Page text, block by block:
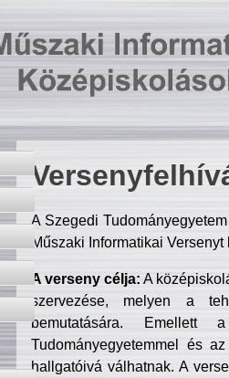
A Szegedi
Műszaki Informatikai
A verseny célja: A
szervezése, melyen a
bemutatására. Emellett
Tudományegyetemmel és
hallgatóivá válhatnak. A